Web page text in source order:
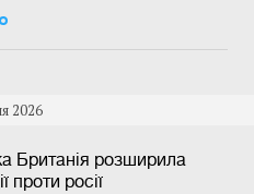
2026
Британія розширила
проти росії